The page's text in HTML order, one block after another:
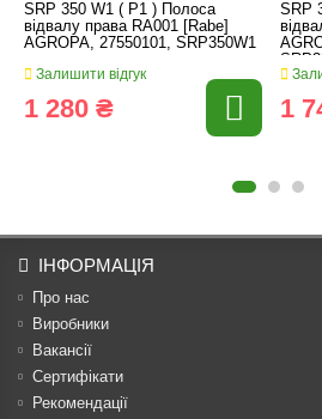
SRP 350 W1 ( P1 ) Полоса
відвалу права RA001 [Rabe]
AGROPA, 27550101, SRP350W1
Залишити відгук
1 280 ₴
SRP
1
ІНФОРМАЦІЯ
Про нас
Виробники
Вакансії
Сертифікати
Рекомендації